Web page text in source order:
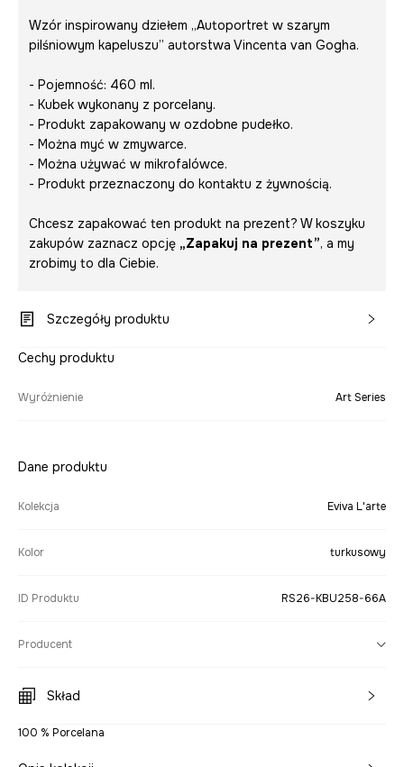
Wzór inspirowany dziełem „Autoportret w szarym
pilśniowym kapeluszu” autorstwa Vincenta van Gogha.
- Pojemność: 460 ml.
- Kubek wykonany z porcelany.
- Produkt zapakowany w ozdobne pudełko.
- Można myć w zmywarce.
- Można używać w mikrofalówce.
- Produkt przeznaczony do kontaktu z żywnością.
Chcesz zapakować ten produkt na prezent? W koszyku
zakupów zaznacz opcję „Zapakuj na prezent”, a my
zrobimy to dla Ciebie.
Szczegóły produktu
Cechy produktu
Wyróżnienie Art Series
Dane produktu
Kolekcja Eviva L'arte
Kolor turkusowy
ID Produktu RS26-KBU258-66A
Producent
Skład
100 % Porcelana